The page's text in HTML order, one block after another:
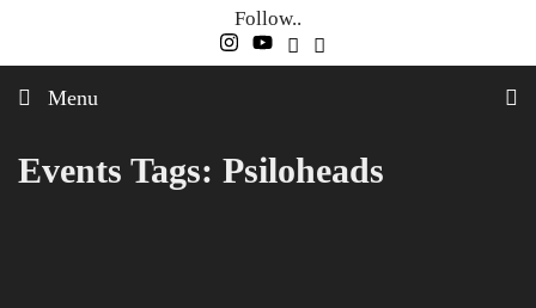
content
Follow..
Menu
Events Tags: Psiloheads